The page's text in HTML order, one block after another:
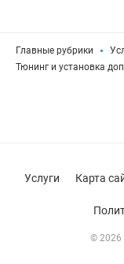
Главные рубрики
Тюнинг и установка
© 2026
Услуги Карта